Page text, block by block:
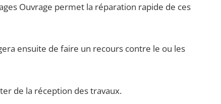
Ouvrage permet la réparation rapide de ces
ensuite de faire un recours contre le ou les
de la réception des travaux.